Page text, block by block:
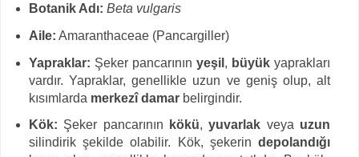
Botanik Adı: Beta vulgaris
Aile: Amaranthaceae (Pancargiller)
Yapraklar: Şeker pancarınınyeşil , büyük yaprakları
vardır. Yapraklar, genellikle uzun ve geniş olup, alt
kısımlarda merkezî damarbelirgindir.
Kök: Şeker pancarının kökü,yuvarlak veya uzun
silindirik şekilde olabilir. Kök, şekerindepolandığı